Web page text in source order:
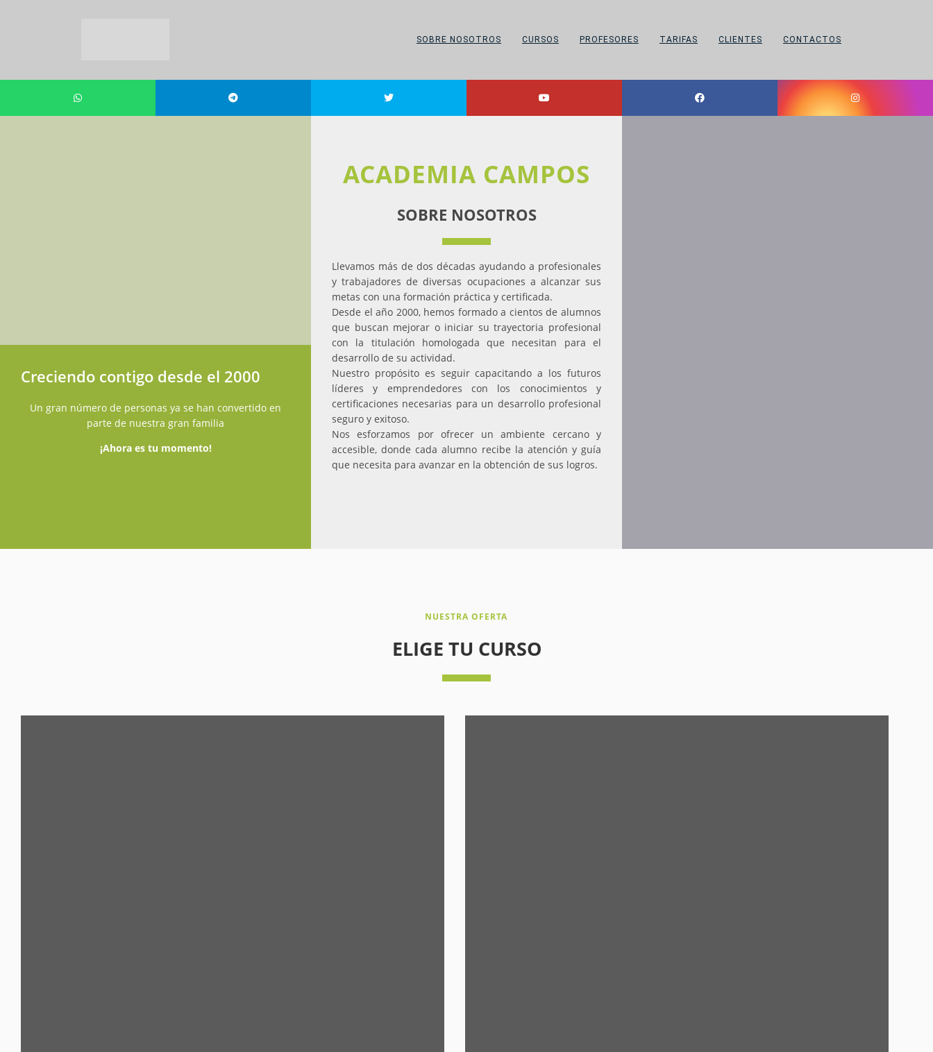
SOBRE NOSOTROS CURSOS PROFESORES TARIFAS CLIENTES CONTACTOS
Creciendo contigo desde el 2000
Un gran número de personas ya se han convertido en
parte de nuestra gran familia
¡Ahora es tu momento!
ACADEMIA CAMPOS
SOBRE NOSOTROS
Llevamos más de dos décadas ayudando a profesionales
y trabajadores de diversas ocupaciones a alcanzar sus
metas con una formación práctica y certificada.
Desde el año 2000, hemos formado a cientos de alumnos
que buscan mejorar o iniciar su trayectoria profesional
con la titulación homologada que necesitan para el
desarrollo de su actividad.
Nuestro propósito es seguir capacitando a los futuros
líderes y emprendedores con los conocimientos y
certificaciones necesarias para un desarrollo profesional
seguro y exitoso.
Nos esforzamos por ofrecer un ambiente cercano y
accesible, donde cada alumno recibe la atención y guía
que necesita para avanzar en la obtención de sus logros.
NUESTRA OFERTA
ELIGE TU CURSO